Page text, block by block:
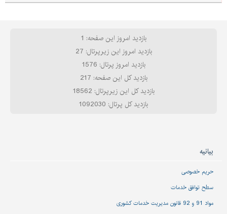
بازدید امروز این صفحه: 1
بازدید امروز این زیرپرتال: 27
بازدید امروز پرتال: 1576
بازدید کل این صفحه: 217
بازدید کل این زیرپرتال: 18562
بازدید کل پرتال: 1092030
بیانیه
حریم خصوصی
سطح توافق خدمات
مواد 91 و 92 قانون مدیریت خدمات کشوری